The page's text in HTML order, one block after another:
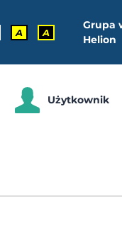
A A
Grupa
Helion
Użytkownik